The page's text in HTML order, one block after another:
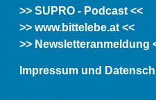
>> SUPRO - Podcast <<
>> www.bittelebe.at <<
>> Newsletteranmeldung
Impressum und